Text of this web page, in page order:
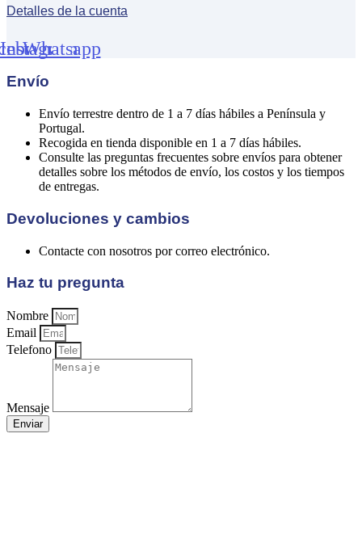
Detalles de la cuenta
Instagram
Whatsapp
Envío
Envío terrestre dentro de 1 a 7 días hábiles a Península y
Portugal.
Recogida en tienda disponible en 1 a 7 días hábiles.
Consulte las preguntas frecuentes sobre envíos para obtener
detalles sobre los métodos de envío, los costos y los tiempos
de entregas.
Devoluciones y cambios
Contacte con nosotros por correo electrónico.
Haz tu pregunta
Nombre
Email
Telefono
Mensaje
Enviar